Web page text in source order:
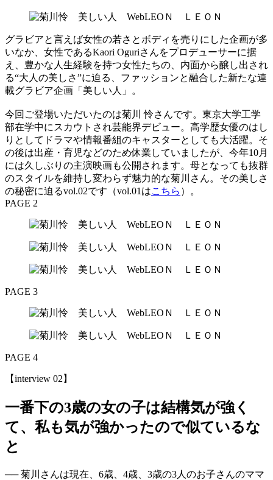
グラビアと言えば女性の若さとボディを売りにした企画が多
いなか、女性であるKaori Oguriさんをプロデューサーに据
え、豊かな人生経験を持つ女性たちの、内面から醸し出され
る“大人の美しさ”に迫る、ファッションと融合した新たな連
載グラビア企画「美しい人」。
今回ご登場いただいたのは菊川 怜さんです。東京大学工学
部在学中にスカウトされ芸能界デビュー。高学歴女優のはし
りとしてドラマや情報番組のキャスターとしても大活躍。そ
の後は出産・育児などのため休業していましたが、今年10月
には久しぶりの主演映画も公開されます。母となっても抜群
のスタイルを維持し変わらず魅力的な菊川さん。その美しさ
の秘密に迫るvol.02です（vol.01はこちら ）。
PAGE 2
PAGE 3
PAGE 4
【interview 02】
一番下の3歳の女の子は結構気が強く
て、私も気が強かったので似ているな
と
── 菊川さんは現在、6歳、4歳、3歳の3人のお子さんのママ